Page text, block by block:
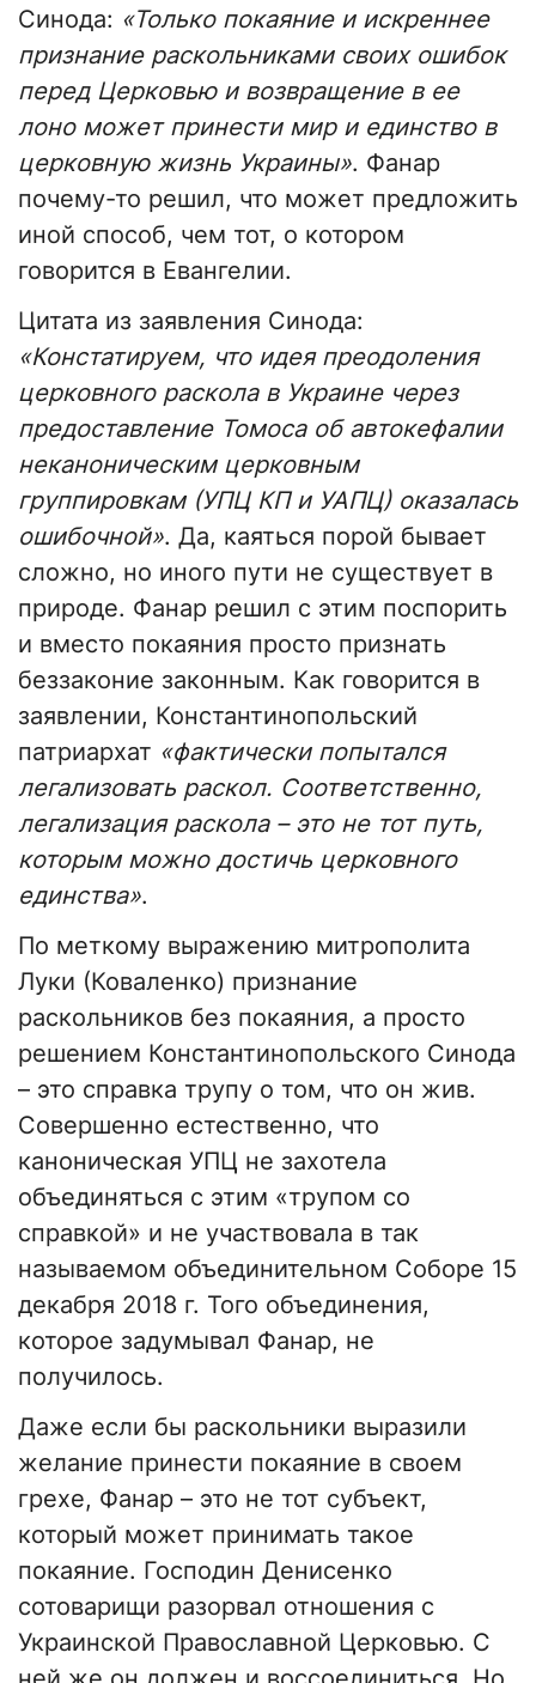
Синода: «Только покаяние и искреннее
признание раскольниками своих ошибок
перед Церковью и возвращение в ее
лоно может принести мир и единство в
церковную жизнь Украины». Фанар
почему-то решил, что может предложить
иной способ, чем тот, о котором
говорится в Евангелии.
Цитата из заявления Синода:
«Констатируем, что идея преодоления
церковного раскола в Украине через
предоставление Томоса об автокефалии
неканоническим церковным
группировкам (УПЦ КП и УАПЦ) оказалась
ошибочной». Да, каяться порой бывает
сложно, но иного пути не существует в
природе. Фанар решил с этим поспорить
и вместо покаяния просто признать
беззаконие законным. Как говорится в
заявлении, Константинопольский
патриархат «фактически попытался
легализовать раскол. Соответственно,
легализация раскола – это не тот путь,
которым можно достичь церковного
единства».
По меткому выражению митрополита
Луки (Коваленко) признание
раскольников без покаяния, а просто
решением Константинопольского Синода
– это справка трупу о том, что он жив.
Совершенно естественно, что
каноническая УПЦ не захотела
объединяться с этим «трупом со
справкой» и не участвовала в так
называемом объединительном Соборе 15
декабря 2018 г. Того объединения,
которое задумывал Фанар, не
получилось.
Даже если бы раскольники выразили
желание принести покаяние в своем
грехе, Фанар – это не тот субъект,
который может принимать такое
покаяние. Господин Денисенко
сотоварищи разорвал отношения с
Украинской Православной Церковью. С